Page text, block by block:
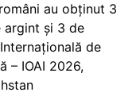
au obținut 3
argint și 3 de
de
– IOAI 2026,